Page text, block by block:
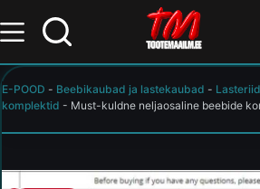
E-POOD - Beebikaubad ja lastekaubad -
komplektid - Must-kuldne neljaosaline beebide